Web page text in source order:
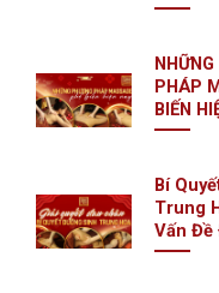
PHÁP
BIẾN
Bí
Trung
Vấn Đề